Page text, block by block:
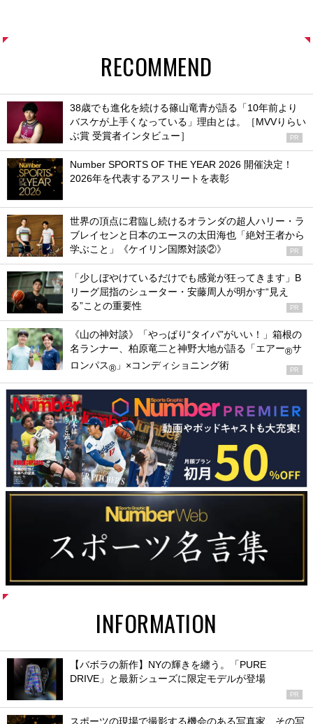
RECOMMEND
38歳でも進化を続ける篠山竜青が語る「10年前より
バスケが上手くなっている」理由とは。［MVVりらい
ぶ賞 受賞者インタビュー］
PR
Number SPORTS OF THE YEAR 2026 開催決定！
2026年を代表するアスリートを表彰
世界の頂点に君臨し続けるオランダの超人ハリー・ラ
ブレイセンと日本のエースの太田海也「絶対王者から
学ぶこと」《ケイリン国際対談②》
PR
「少しぼやけているだけでも感覚が狂ってきます」B
リーグ屈指のシューター・安藤周人が明かす“見え
る”ことの重要性
PR
《山の神対談》「やっぱり“タイパ”がいい！」箱根の
名ランナー、柏原竜二と神野大地が語る「エアー®サ
ロンパス® 」×コンディショニング術 PR
INFORMATION
【バボラの新作】NYの輝きを纏う。「PURE
DRIVE」と最新シューズに限定モデルが登場
PR
スポーツの現場で撮影する機会のある写真家、その写